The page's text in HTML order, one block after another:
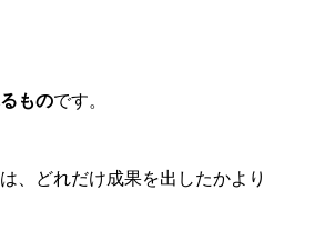
ものです。
、どれだけ成果を出したかより